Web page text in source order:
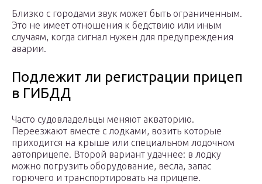
Близко с городами звук может быть ограниченным.
Это не имеет отношения к бедствию или иным
случаям, когда сигнал нужен для предупреждения
аварии.
Подлежит ли регистрации прицеп
в ГИБДД
Часто судовладельцы меняют акваторию.
Переезжают вместе с лодками, возить которые
приходится на крыше или специальном лодочном
автоприцепе. Второй вариант удачнее: в лодку
можно погрузить оборудование, весла, запас
горючего и транспортировать на прицепе.